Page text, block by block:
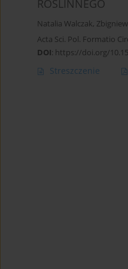
ROŚLINNEGO
Natalia Walczak, Zbigniew
Acta Sci. Pol. Formatio
DOI: https://doi.org/
Streszczenie